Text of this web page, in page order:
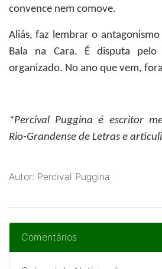
convence nem comove.
Aliás, faz lembrar o
Bala na Cara. É disputa
organizado. No ano que vem,
*Percival Puggina é escritor
Rio-Grandense de Letras e
Autor: Percival Puggina
Comentários